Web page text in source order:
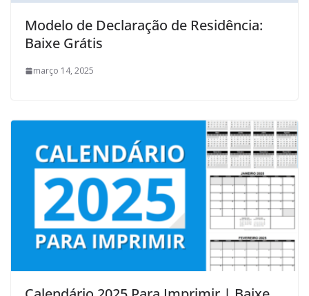
Modelo de Declaração de Residência:
Baixe Grátis
março 14, 2025